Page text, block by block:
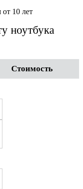
10 лет
ноутбука
Стоимость